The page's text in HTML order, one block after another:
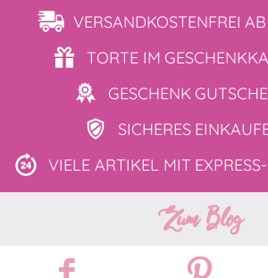
VERSANDKOSTENFREI
TORTE IM
GESCHENK
SICHERES
VIELE ARTIKEL MIT
Zum Blog